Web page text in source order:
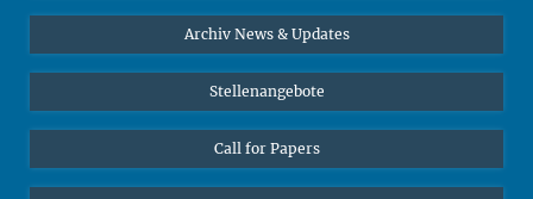
Interviews zum Thema "Diversity"
Archiv News & Updates
Stellenangebote
Call for Papers